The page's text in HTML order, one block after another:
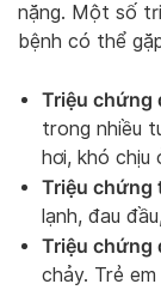
nặng. Một số
bệnh có thể
Triệu chứng
trong nhiều
hơi, khó chịu
Triệu chứng
lạnh, đau
Triệu chứng
chảy. Trẻ